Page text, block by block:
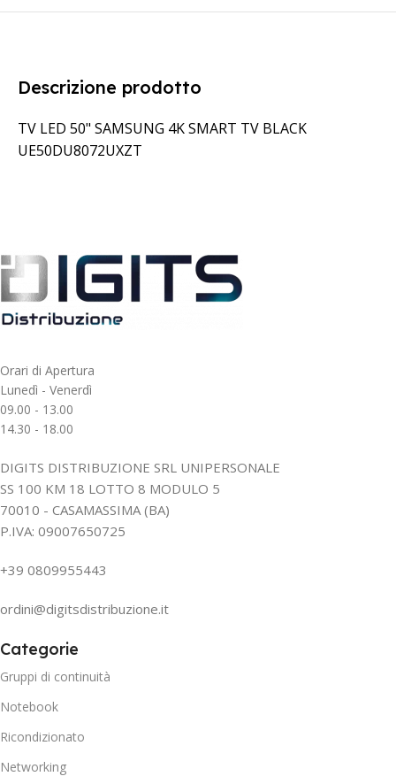
Descrizione prodotto
TV LED 50" SAMSUNG 4K SMART TV BLACK
UE50DU8072UXZT
Orari di Apertura
Lunedì - Venerdì
09.00 - 13.00
14.30 - 18.00
DIGITS DISTRIBUZIONE SRL UNIPERSONALE
SS 100 KM 18 LOTTO 8 MODULO 5
70010 - CASAMASSIMA (BA)
P.IVA: 09007650725
+39 0809955443
ordini@digitsdistribuzione.it
Categorie
Gruppi di continuità
Notebook
Ricondizionato
Networking